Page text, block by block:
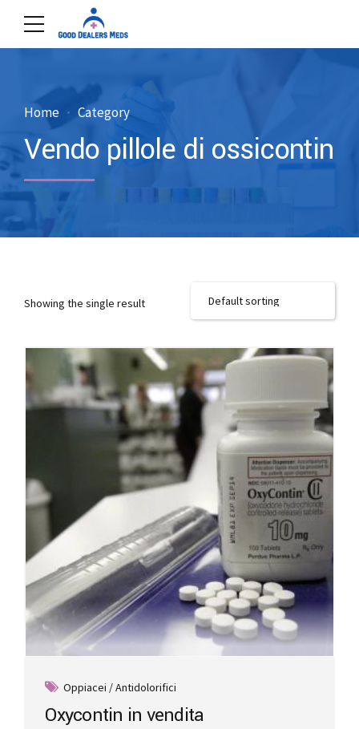
Home Category
Vendo pillole di ossicontin
Showing the single result
Oppiacei / Antidolorifici
Oxycontin in vendita